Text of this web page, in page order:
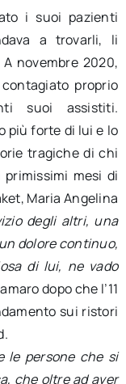
i suoi pazienti
a trovarli, li
novembre 2020,
proprio
suoi assistiti.
più forte di lui e lo
tragiche di chi
mesi di
Maria Angelina
degli altri, una
dolore continuo,
di lui, ne vado
dopo che l’11
sui ristori
le persone che si
che oltre ad aver